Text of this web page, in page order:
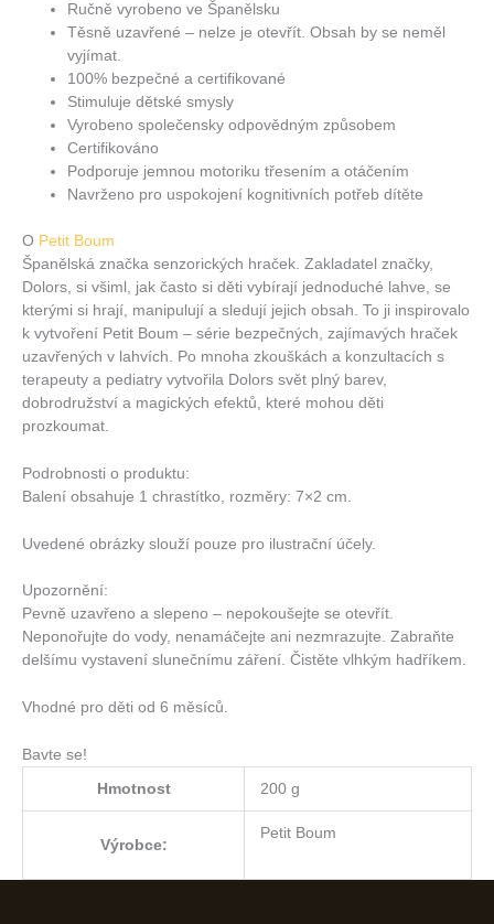
Ručně vyrobeno ve Španělsku
Těsně uzavřené – nelze je otevřít. Obsah by se neměl
vyjímat.
100% bezpečné a certifikované
Stimuluje dětské smysly
Vyrobeno společensky odpovědným způsobem
Certifikováno
Podporuje jemnou motoriku třesením a otáčením
Navrženo pro uspokojení kognitivních potřeb dítěte
O Petit Boum
Španělská značka senzorických hraček. Zakladatel značky,
Dolors, si všiml, jak často si děti vybírají jednoduché lahve, se
kterými si hrají, manipulují a sledují jejich obsah. To ji inspirovalo
k vytvoření Petit Boum – série bezpečných, zajímavých hraček
uzavřených v lahvích. Po mnoha zkouškách a konzultacích s
terapeuty a pediatry vytvořila Dolors svět plný barev,
dobrodružství a magických efektů, které mohou děti
prozkoumat.
Podrobnosti o produktu:
Balení obsahuje 1 chrastítko, rozměry: 7×2 cm.
Uvedené obrázky slouží pouze pro ilustrační účely.
Upozornění:
Pevně ​​uzavřeno a slepeno – nepokoušejte se otevřít.
Neponořujte do vody, nenamáčejte ani nezmrazujte. Zabraňte
delšímu vystavení slunečnímu záření. Čistěte vlhkým hadříkem.
Vhodné pro děti od 6 měsíců.
Bavte se!
Hmotnost 200 g
Výrobce:
Petit Boum